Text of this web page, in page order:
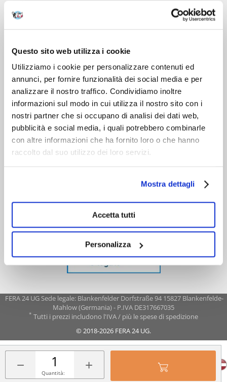
Questo sito web utilizza i cookie
Utilizziamo i cookie per personalizzare contenuti ed
annunci, per fornire funzionalità dei social media e per
analizzare il nostro traffico. Condividiamo inoltre
informazioni sul modo in cui utilizza il nostro sito con i
nostri partner che si occupano di analisi dei dati web,
pubblicità e social media, i quali potrebbero combinarle
con altre informazioni che ha fornito loro o che hanno
raccolto dal suo utilizzo dei loro servizi.
Mostra dettagli
Accetta tutti
Personalizza
− +
Quantità:
DOPO L'ACQUISTO
VIENI A CONOSCERCI
FERA 24 UG Sede legale: Blankenfelder Dorfstraße 94 15827 Blankenfelde-
Mahlow (Germania) - P.IVA DE317667035
* Tutti i prezzi includono l'IVA / più le spese di spedizione
© 2018-2026 FERA 24 UG.
FERA INTERNATIONAL: